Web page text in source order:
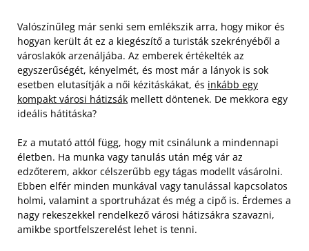
Valószínűleg már senki sem emlékszik arra, hogy mikor és
hogyan került át ez a kiegészítő a turisták szekrényéből a
városlakók arzenáljába. Az emberek értékelték az
egyszerűségét, kényelmét, és most már a lányok is sok
esetben elutasítják a női kézitáskákat, és inkább egy
kompakt városi hátizsák mellett döntenek. De mekkora egy
ideális hátitáska?
Ez a mutató attól függ, hogy mit csinálunk a mindennapi
életben. Ha munka vagy tanulás után még vár az
edzőterem, akkor célszerűbb egy tágas modellt vásárolni.
Ebben elfér minden munkával vagy tanulással kapcsolatos
holmi, valamint a sportruházat és még a cipő is. Érdemes a
nagy rekeszekkel rendelkező városi hátizsákra szavazni,
amikbe sportfelszerelést lehet is tenni.